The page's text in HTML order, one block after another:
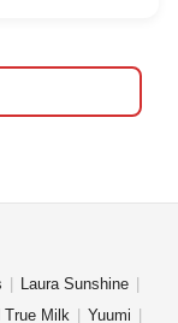
Laura Sunshine
True Milk
Yuumi